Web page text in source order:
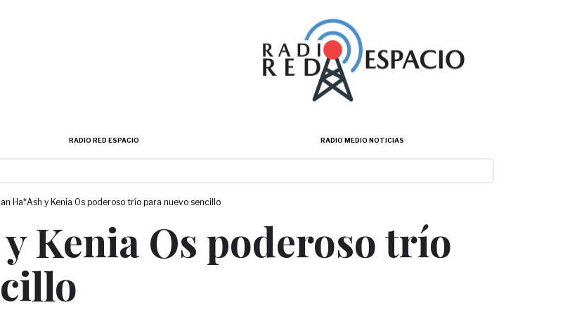
RADIO RED ESPACIO RADIO MEDIO NOTICIAS
Ha*Ash y Kenia Os poderoso trío para nuevo sencillo
Kenia Os poderoso trío